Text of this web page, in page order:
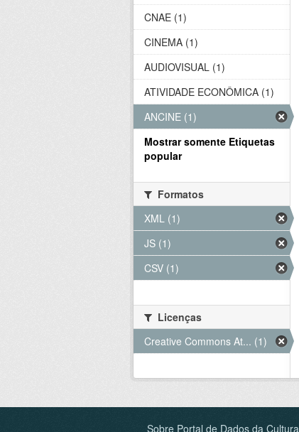
CNAE (1)
CINEMA (1)
AUDIOVISUAL (1)
ATIVIDADE ECONÔMICA (1)
ANCINE (1)
Mostrar somente Etiquetas
popular
Formatos
XML (1)
JS (1)
CSV (1)
Licenças
Creative Commons At... (1)
Sobre Portal de Dados da Cultura